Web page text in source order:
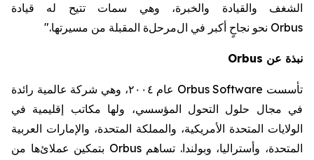
الشغف والقيادة والخبرة، وهي سمات تتيح له قيادة
Orbus نحو نجاحٍ أكبر في المرحلة المقبلة من مسيرتها."
نبذة عن Orbus
تأسست Orbus Software
عام ٢٠٠٤، وهي شركة عالمية رائدة
في مجال حلول التحول المؤسسي، ولها مكاتب إقليمية في
الولايات المتحدة الأمريكية، والمملكة المتحدة، والإمارات العربية
المتحدة، وأستراليا، وبولندا. تساهمOrbus بتمكين عملائها من